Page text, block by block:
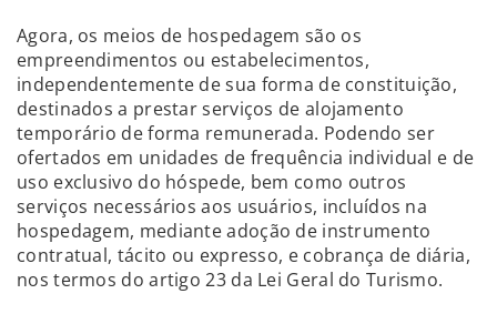
Agora, os meios de hospedagem são os
empreendimentos ou estabelecimentos,
independentemente de sua forma de constituição,
destinados a prestar serviços de alojamento
temporário de forma remunerada. Podendo ser
ofertados em unidades de frequência individual e de
uso exclusivo do hóspede, bem como outros
serviços necessários aos usuários, incluídos na
hospedagem, mediante adoção de instrumento
contratual, tácito ou expresso, e cobrança de diária,
nos termos do artigo 23 da Lei Geral do Turismo.